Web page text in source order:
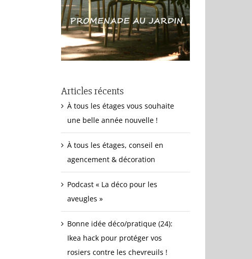
Articles récents
À tous les étages vous souhaite
une belle année nouvelle !
À tous les étages, conseil en
agencement & décoration
Podcast « La déco pour les
aveugles »
Bonne idée déco/pratique (24):
Ikea hack pour protéger vos
rosiers contre les chevreuils !